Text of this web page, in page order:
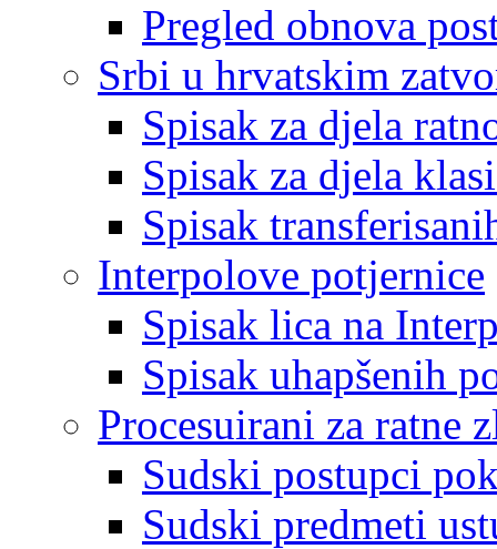
Pregled obnova
Srbi u hrvatskim
Spisak za djela
Spisak za djela
Spisak
Interpolove potjernice
Spisak lica na
Spisak uhapšenih
Procesuirani za ratne
Sudski postupci
Sudski predmeti